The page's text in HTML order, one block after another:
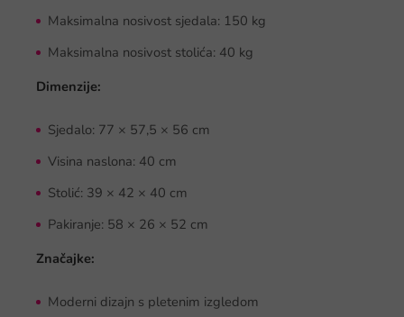
Maksimalna nosivost sjedala: 150 kg
Maksimalna nosivost stolića: 40 kg
Dimenzije:
Sjedalo: 77 × 57,5 × 56 cm
Visina naslona: 40 cm
Stolić: 39 × 42 × 40 cm
Pakiranje: 58 × 26 × 52 cm
Značajke:
Moderni dizajn s pletenim izgledom